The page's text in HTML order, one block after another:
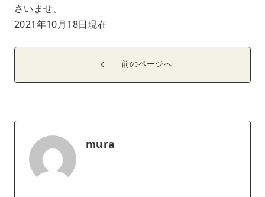
さいませ。
2021年10月18日現在
前のページへ
mura